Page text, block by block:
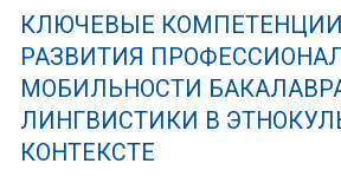
КЛЮЧЕВЫЕ
РАЗВИТИЯ
МОБИЛЬНОСТИ
ЛИНГВИСТИКИ В
КОНТЕКСТЕ